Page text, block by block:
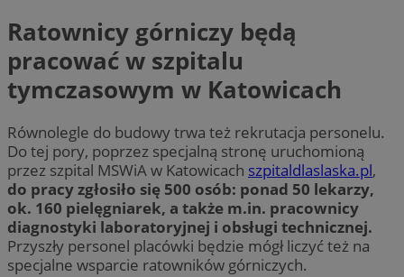
Ratownicy górniczy będą
pracować w szpitalu
tymczasowym w Katowicach
Równolegle do budowy trwa też rekrutacja personelu.
Do tej pory, poprzez specjalną stronę uruchomioną
przez szpital MSWiA w Katowicach szpitaldlaslaska.pl,
do pracy zgłosiło się 500 osób: ponad 50 lekarzy,
ok. 160 pielęgniarek, a także m.in. pracownicy
diagnostyki laboratoryjnej i obsługi technicznej.
Przyszły personel placówki będzie mógł liczyć też na
specjalne wsparcie ratowników górniczych.